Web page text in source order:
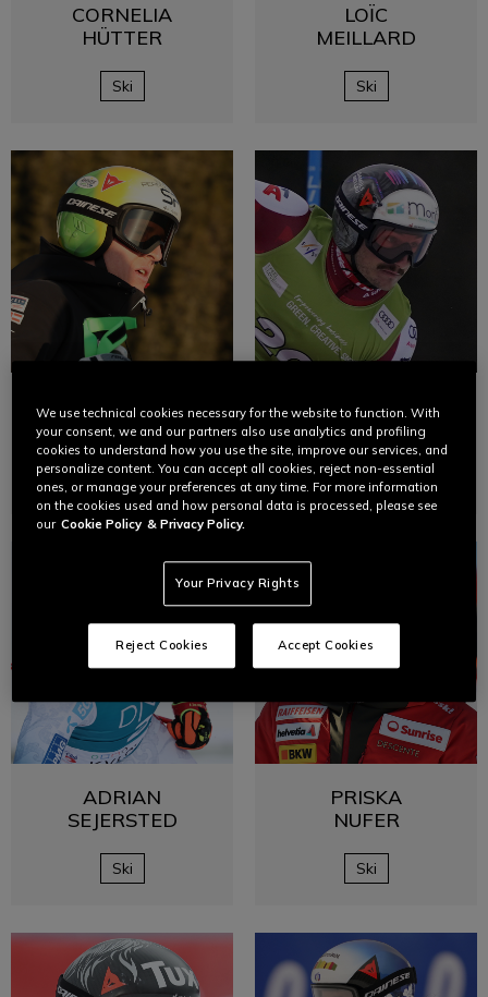
CORNELIA
HÜTTER
Ski
LOÏC
MEILLARD
Ski
RAPHAEL
HAASER
Ski
PATRICK
FEURSTEIN
Ski
ADRIAN
SEJERSTED
Ski
PRISKA
NUFER
Ski
We use technical cookies necessary for the website to function. With
your consent, we and our partners also use analytics and profiling
cookies to understand how you use the site, improve our services, and
personalize content. You can accept all cookies, reject non-essential
ones, or manage your preferences at any time. For more information
on the cookies used and how personal data is processed, please see
our Cookie Policy & Privacy Policy.
Your Privacy Rights
Reject Cookies Accept Cookies